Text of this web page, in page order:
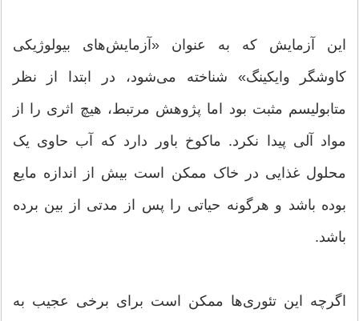
این آزمایش که به عنوان «آزمایش‌های بیولوژیکی
کاوشگر وایکینگ» شناخته می‌شود، در ابتدا از نظر
متابولیسم مثبت بود اما پژوهش مرتبط، هیچ اثری را از
مواد آلی پیدا نکرد. ماکوخ باور دارد که آب حاوی یک
محلول غذایی در خاک ممکن است بیش از اندازه مایع
بوده باشد و هرگونه حیاتی را پس از مدتی از بین برده
باشد.
اگرچه این تئوری‌ها ممکن است برای برخی عجیب به